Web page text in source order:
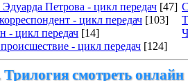
Эдуарда Петрова - цикл передач [47]
- цикл передач [103]
- цикл передач [14]
- цикл передач [124]
смотреть онлайн